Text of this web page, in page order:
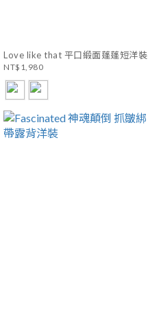
Love like that 平口緞面蓬蓬短洋裝
NT$1,980